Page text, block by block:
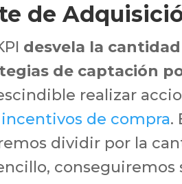
de
desvela la
de captación
realizar
de compra.
dividir por la
conseguiremos